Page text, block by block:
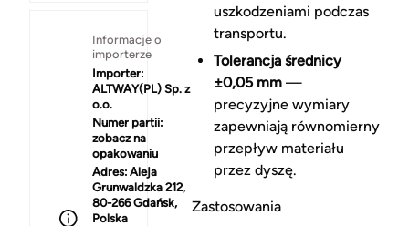
Informacje o
importerze
Importer:
ALTWAY(PL) Sp. z
o.o.
Numer partii:
zobacz na
opakowaniu
Adres: Aleja
Grunwaldzka 212,
80-266 Gdańsk,
Polska
uszkodzeniami podczas
transportu.
Tolerancja średnicy
±0,05 mm—
precyzyjne wymiary
zapewniają równomierny
przepływ materiału
przez dyszę.
Zastosowania